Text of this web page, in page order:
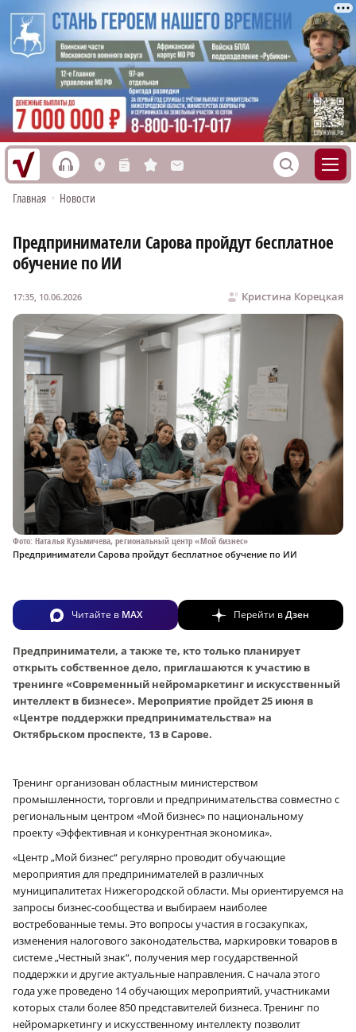
h L n s M S
Главная • Новости
Предприниматели Сарова пройдут бесплатное
обучение по ИИ
Кристина Корецкая
17:35, 10.06.2026
Фото: Наталья Кузьмичева, региональный центр «Мой бизнес»
Предприниматели Сарова пройдут бесплатное обучение по ИИ
Читайте в MAX Перейти вДзен
Предприниматели, а также те, кто только планирует
открыть собственное дело, приглашаются к участию в
тренинге «Современный нейромаркетинг и искусственный
интеллект в бизнесе». Мероприятие пройдет 25 июня в
«Центре поддержки предпринимательства» на
Октябрьском проспекте, 13 в Сарове.
Тренинг организован областным министерством
промышленности, торговли и предпринимательства совместно с
региональным центром «Мой бизнес» по национальному
проекту «Эффективная и конкурентная экономика».
«Центр „Мой бизнес“ регулярно проводит обучающие
мероприятия для предпринимателей в различных
муниципалитетах Нижегородской области. Мы ориентируемся на
запросы бизнес-сообщества и выбираем наиболее
востребованные темы. Это вопросы участия в госзакупках,
изменения налогового законодательства, маркировки товаров в
системе „Честный знак“, получения мер государственной
поддержки и другие актуальные направления. С начала этого
года уже проведено 14 обучающих мероприятий, участниками
которых стали более 850 представителей бизнеса. Тренинг по
нейромаркетингу и искусственному интеллекту позволит